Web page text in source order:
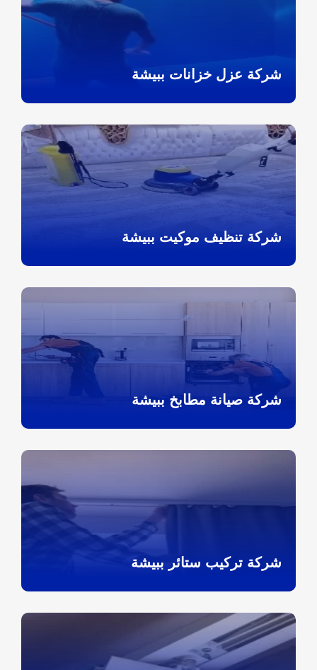
شركة عزل خزانات ببيشة
شركة تنظيف موكيت ببيشة
شركة صيانة مطابخ ببيشة
شركة تركيب ستائر ببيشة